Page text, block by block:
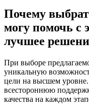
Почему
могу помочь с
лучшее
При выборе
уникальную
цели на высшем
всестороннюю
качества на каждом